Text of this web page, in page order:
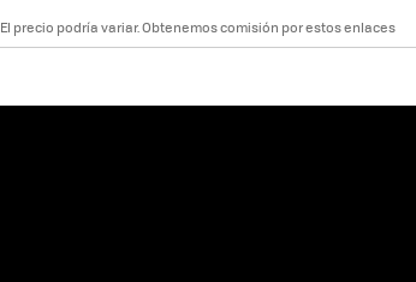
El precio podría variar. Obtenemos comisión por estos enlaces